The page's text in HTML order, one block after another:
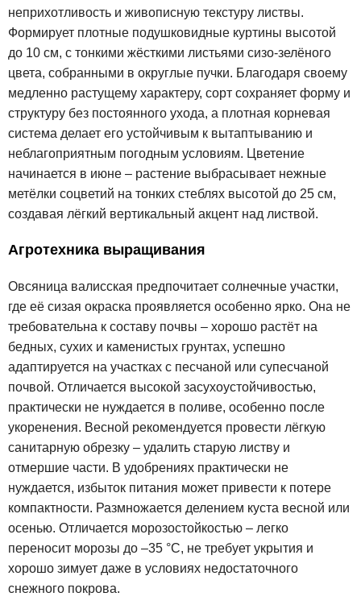
неприхотливость и живописную текстуру листвы.
Формирует плотные подушковидные куртины высотой
до 10 см, с тонкими жёсткими листьями сизо-зелёного
цвета, собранными в округлые пучки. Благодаря своему
медленно растущему характеру, сорт сохраняет форму и
структуру без постоянного ухода, а плотная корневая
система делает его устойчивым к вытаптыванию и
неблагоприятным погодным условиям. Цветение
начинается в июне – растение выбрасывает нежные
метёлки соцветий на тонких стеблях высотой до 25 см,
создавая лёгкий вертикальный акцент над листвой.
Агротехника выращивания
Овсяница валисская предпочитает солнечные участки,
где её сизая окраска проявляется особенно ярко. Она не
требовательна к составу почвы – хорошо растёт на
бедных, сухих и каменистых грунтах, успешно
адаптируется на участках с песчаной или супесчаной
почвой. Отличается высокой засухоустойчивостью,
практически не нуждается в поливе, особенно после
укоренения. Весной рекомендуется провести лёгкую
санитарную обрезку – удалить старую листву и
отмершие части. В удобрениях практически не
нуждается, избыток питания может привести к потере
компактности. Размножается делением куста весной или
осенью. Отличается морозостойкостью – легко
переносит морозы до –35 °C, не требует укрытия и
хорошо зимует даже в условиях недостаточного
снежного покрова.